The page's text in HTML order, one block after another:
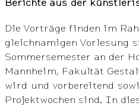
Berichte aus der
Die Vorträge finden im
gleichnamigen Vorlesung
Sommersemester an der
Mannheim, Fakultät
wird und vorbereitend
Projektwochen sind. In